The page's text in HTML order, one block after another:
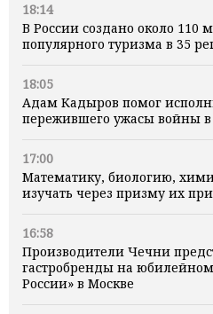
18:14
В России создано около 110
популярного туризма в 35
18:05
Адам Кадыров помог
пережившего ужасы войны в
17:00
Математику, биологию,
изучать через призму их
16:58
Производители Чечни
гастробренды на
России» в Москве